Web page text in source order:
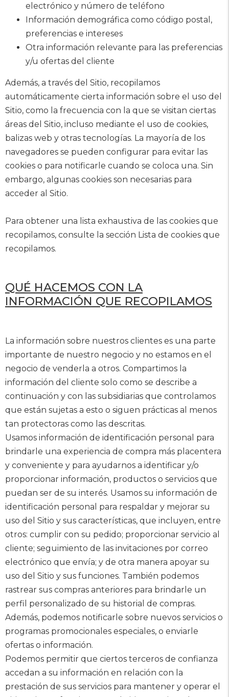
electrónico y número de teléfono
Información demográfica como código postal,
preferencias e intereses
Otra información relevante para las preferencias
y/u ofertas del cliente
Además, a través del Sitio, recopilamos
automáticamente cierta información sobre el uso del
Sitio, como la frecuencia con la que se visitan ciertas
áreas del Sitio, incluso mediante el uso de cookies,
balizas web y otras tecnologías. La mayoría de los
navegadores se pueden configurar para evitar las
cookies o para notificarle cuando se coloca una. Sin
embargo, algunas cookies son necesarias para
acceder al Sitio.
Para obtener una lista exhaustiva de las cookies que
recopilamos, consulte la sección Lista de cookies que
recopilamos.
QUÉ HACEMOS CON LA
INFORMACIÓN QUE RECOPILAMOS
La información sobre nuestros clientes es una parte
importante de nuestro negocio y no estamos en el
negocio de venderla a otros. Compartimos la
información del cliente solo como se describe a
continuación y con las subsidiarias que controlamos
que están sujetas a esto o siguen prácticas al menos
tan protectoras como las descritas.
Usamos información de identificación personal para
brindarle una experiencia de compra más placentera
y conveniente y para ayudarnos a identificar y/o
proporcionar información, productos o servicios que
puedan ser de su interés. Usamos su información de
identificación personal para respaldar y mejorar su
uso del Sitio y sus características, que incluyen, entre
otros: cumplir con su pedido; proporcionar servicio al
cliente; seguimiento de las invitaciones por correo
electrónico que envía; y de otra manera apoyar su
uso del Sitio y sus funciones. También podemos
rastrear sus compras anteriores para brindarle un
perfil personalizado de su historial de compras.
Además, podemos notificarle sobre nuevos servicios o
programas promocionales especiales, o enviarle
ofertas o información.
Podemos permitir que ciertos terceros de confianza
accedan a su información en relación con la
prestación de sus servicios para mantener y operar el